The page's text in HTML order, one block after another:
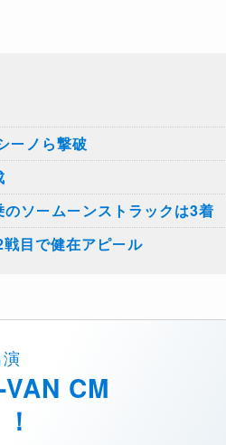
ーノら撃破
ソームーンストラックは3着
目で健在アピール
CM